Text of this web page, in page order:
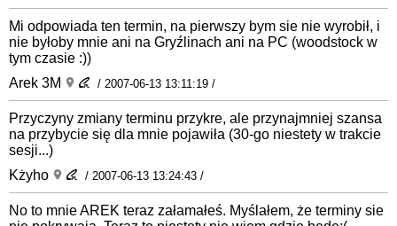
Mi odpowiada ten termin, na pierwszy bym sie nie wyrobił, i
nie byłoby mnie ani na Gryźlinach ani na PC (woodstock w
tym czasie :))
Arek 3M
/ 2007-06-13 13:11:19 /
Przyczyny zmiany terminu przykre, ale przynajmniej szansa
na przybycie się dla mnie pojawiła (30-go niestety w trakcie
sesji...)
Kżyho
/ 2007-06-13 13:24:43 /
No to mnie AREK teraz załamałeś. Myślałem, że terminy sie